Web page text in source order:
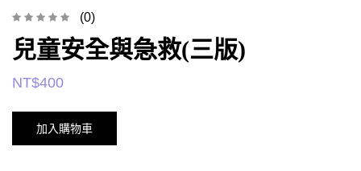
(0)
兒童安全與急救(三版)
NT$400
加入購物車